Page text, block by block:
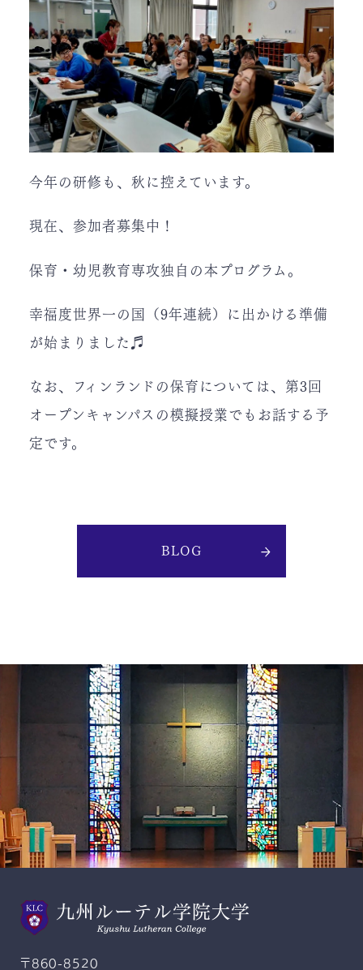
今年の研修も、秋に控えています。
現在、参加者募集中！
保育・幼児教育専攻独自の本プログラム。
幸福度世界一の国（9年連続）に出かける準備
が始まりました♬
なお、フィンランドの保育については、第3回
オープンキャンパスの模擬授業でもお話する予
定です。
BLOG
Gratitude and Service
〒860-8520